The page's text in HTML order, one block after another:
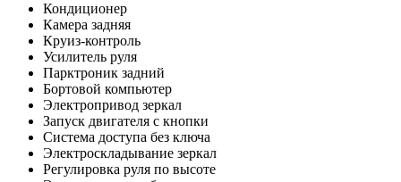
Кондиционер
Камера задняя
Круиз-контроль
Усилитель руля
Парктроник задний
Бортовой компьютер
Электропривод зеркал
Запуск двигателя с кнопки
Система доступа без ключа
Электроскладывание зеркал
Регулировка руля по высоте